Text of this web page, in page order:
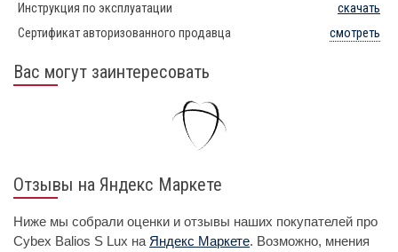
Инструкция по эксплуатации
скачать
Сертификат авторизованного продавца
смотреть
Вас могут заинтересовать
Отзывы на Яндекс Маркете
Ниже мы собрали оценки и отзывы наших покупателей про
Cybex Balios S Lux на Яндекс Маркете. Возможно, мнения